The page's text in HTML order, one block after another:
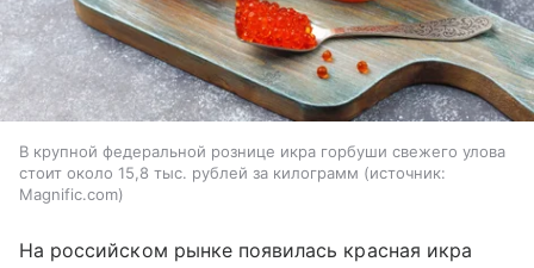
В крупной федеральной рознице икра горбуши свежего улова
стоит около 15,8 тыс. рублей за килограмм
источник:
Magnific.com
На российском рынке появилась красная икра